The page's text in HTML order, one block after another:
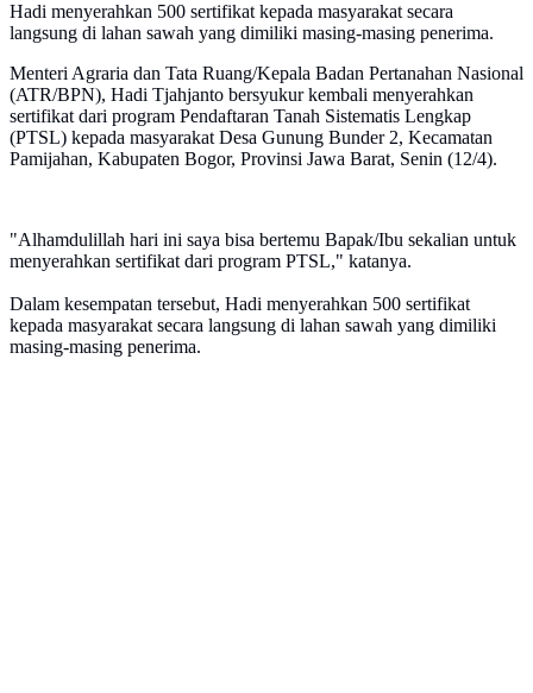
Hadi menyerahkan 500 sertifikat kepada masyarakat secara
langsung di lahan sawah yang dimiliki masing-masing penerima.
Menteri Agraria dan Tata Ruang/Kepala Badan Pertanahan Nasional
(ATR/BPN), Hadi Tjahjanto bersyukur kembali menyerahkan
sertifikat dari program Pendaftaran Tanah Sistematis Lengkap
(PTSL) kepada masyarakat Desa Gunung Bunder 2, Kecamatan
Pamijahan, Kabupaten Bogor, Provinsi Jawa Barat, Senin (12/4).
"Alhamdulillah hari ini saya bisa bertemu Bapak/Ibu sekalian untuk
menyerahkan sertifikat dari program PTSL," katanya.
Dalam kesempatan tersebut, Hadi menyerahkan 500 sertifikat
kepada masyarakat secara langsung di lahan sawah yang dimiliki
masing-masing penerima.